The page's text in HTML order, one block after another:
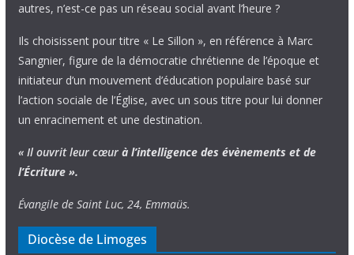
autres, n’est-ce pas un réseau social avant l’heure ?
Ils choisissent pour titre « Le Sillon », en référence à Marc
Sangnier, figure de la démocratie chrétienne de l’époque et
initiateur d’un mouvement d’éducation populaire basé sur
l’action sociale de l’Église, avec un sous titre pour lui donner
un enracinement et une destination.
« Il ouvrit leur cœur à l’intelligence des évènements et de
l’Écriture ».
Évangile de Saint Luc, 24, Emmaüs.
Diocèse de Limoges